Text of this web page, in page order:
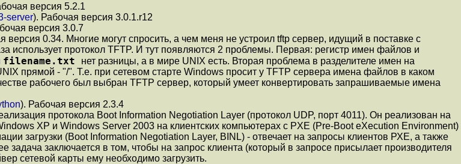
версия 5.2.1
server). Рабочая версия 3.0.1.r12
версия 3.0.7
версия 0.34. Многие могут спросить, а чем меня не устроил tftp сервер, идущий в поставке с
использует протокол TFTP. И тут появляются 2 проблемы. Первая: регистр имен файлов и
filename.txt
нет разницы, а в мире UNIX есть. Вторая проблема в разделителе имен на
прямой - "/". Т.е. при сетевом старте Windows просит у TFTP сервера имена файлов в каком
рабочего был выбран TFTP сервер, который умеет конвертировать запрашиваемые имена
). Рабочая версия 2.3.4
протокола Boot Information Negotiation Layer (протокол UDP, порт 4011). Он реализован на
XP и Windows Server 2003 на клиентских компьютерах с PXE (Pre-Boot eXecution Environment)
загрузки (Boot Information Negotiation Layer, BINL) - отвечает на запросы клиентов РХЕ, а также
заключается в том, чтобы на запрос клиента (который в запросе присылает производителя
сетевой карты ему необходимо загрузить.